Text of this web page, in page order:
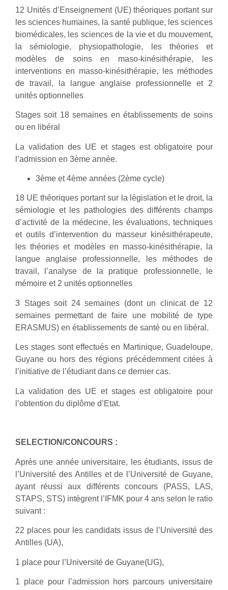
12 Unités d’Enseignement (UE) théoriques portant sur
les sciences humaines, la santé publique, les sciences
biomédicales, les sciences de la vie et du mouvement,
la sémiologie, physiopathologie, les théories et
modèles de soins en maso-kinésithérapie, les
interventions en masso-kinésithérapie, les méthodes
de travail, la langue anglaise professionnelle et 2
unités optionnelles
Stages soit 18 semaines en établissements de soins
ou en libéral
La validation des UE et stages est obligatoire pour
l’admission en 3ème année.
3ème et 4ème années (2ème cycle)
18 UE théoriques portant sur la législation et le droit, la
sémiologie et les pathologies des différents champs
d’activité de la médecine, les évaluations, techniques
et outils d’intervention du masseur kinésithérapeute,
les théories et modèles en masso-kinésithérapie, la
langue anglaise professionnelle, les méthodes de
travail, l’analyse de la pratique professionnelle, le
mémoire et 2 unités optionnelles
3 Stages soit 24 semaines (dont un clinicat de 12
semaines permettant de faire une mobilité de type
ERASMUS) en établissements de santé ou en libéral.
Les stages sont effectués en Martinique, Guadeloupe,
Guyane ou hors des régions précédemment citées à
l’initiative de l’étudiant dans ce dernier cas.
La validation des UE et stages est obligatoire pour
l’obtention du diplôme d’Etat.
SELECTION/CONCOURS :
Après une année universitaire, les étudiants, issus de
l’Université des Antilles et de l’Université de Guyane,
ayant réussi aux différents concours (PASS, LAS,
STAPS, STS) intègrent l’IFMK pour 4 ans selon le ratio
suivant :
22 places pour les candidats issus de l’Université des
Antilles (UA),
1 place pour l’Université de Guyane(UG),
1 place pour l’admission hors parcours universitaire